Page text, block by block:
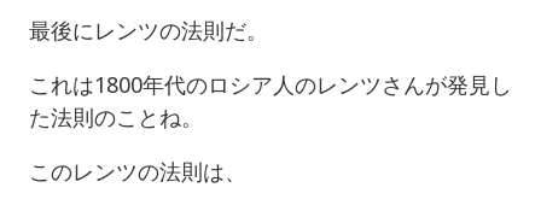
最後にレンツの法則だ。
これは1800年代のロシア人のレンツさんが発見し
た法則のことね。
このレンツの法則は、